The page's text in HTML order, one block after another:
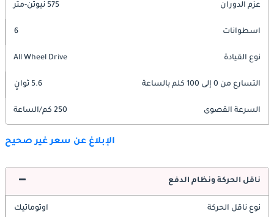
عزم الدوران 575 نيوتن-متر
اسطوانات 6
نوع القيادة All Wheel Drive
التسارع من 0 إلى 100 كلم بالساعة 5.6 ثوانٍ
السرعة القصوى 250 كم/الساعة
الإبلاغ عن سعر غير صحيح
ناقل الحركة ونظام الدفع
نوع ناقل الحركة اوتوماتيك